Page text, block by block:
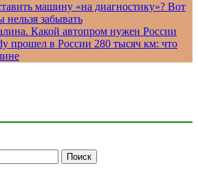
машину «на диагностику»? Вот
нельзя забывать
Какой автопром нужен России
прошел в России 280 тысяч км: что